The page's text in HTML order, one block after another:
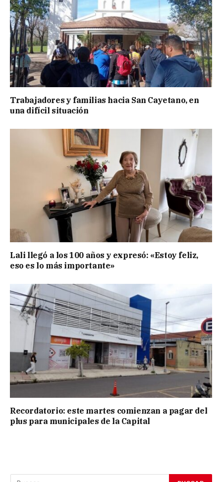
Trabajadores y familias hacia San Cayetano, en
una difícil situación
Lali llegó a los 100 años y expresó: «Estoy feliz,
eso es lo más importante»
Recordatorio: este martes comienzan a pagar del
plus para municipales de la Capital